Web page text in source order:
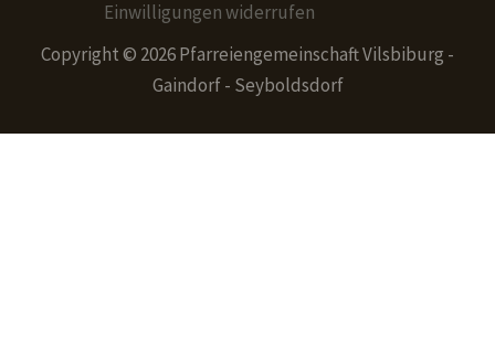
Einwilligungen widerrufen
Copyright © 2026 Pfarreiengemeinschaft Vilsbiburg -
Gaindorf - Seyboldsdorf